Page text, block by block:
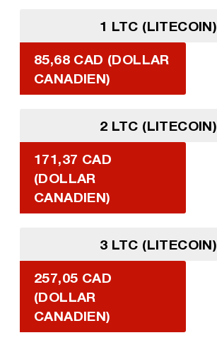
1 LTC (LITECOIN)
85,68 CAD (DOLLAR
CANADIEN)
2 LTC (LITECOIN)
171,37 CAD
(DOLLAR
CANADIEN)
3 LTC (LITECOIN)
257,05 CAD
(DOLLAR
CANADIEN)